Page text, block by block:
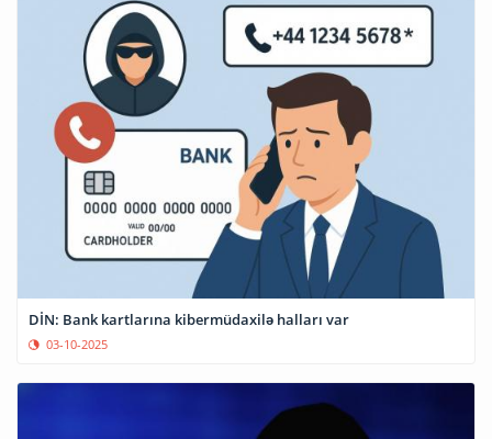
DİN: Bank kartlarına kibermüdaxilə halları var
03-10-2025